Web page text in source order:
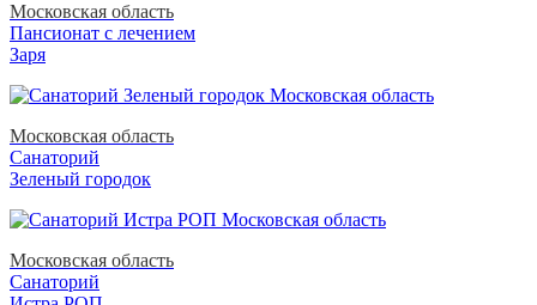
Московская область
Пансионат с лечением
Заря
Московская область
Санаторий
Зеленый городок
Московская область
Санаторий